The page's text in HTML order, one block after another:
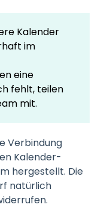
Kalender
im
eine
fehlt, teilen
mit.
Verbindung
Kalender-
hergestellt. Die
natürlich